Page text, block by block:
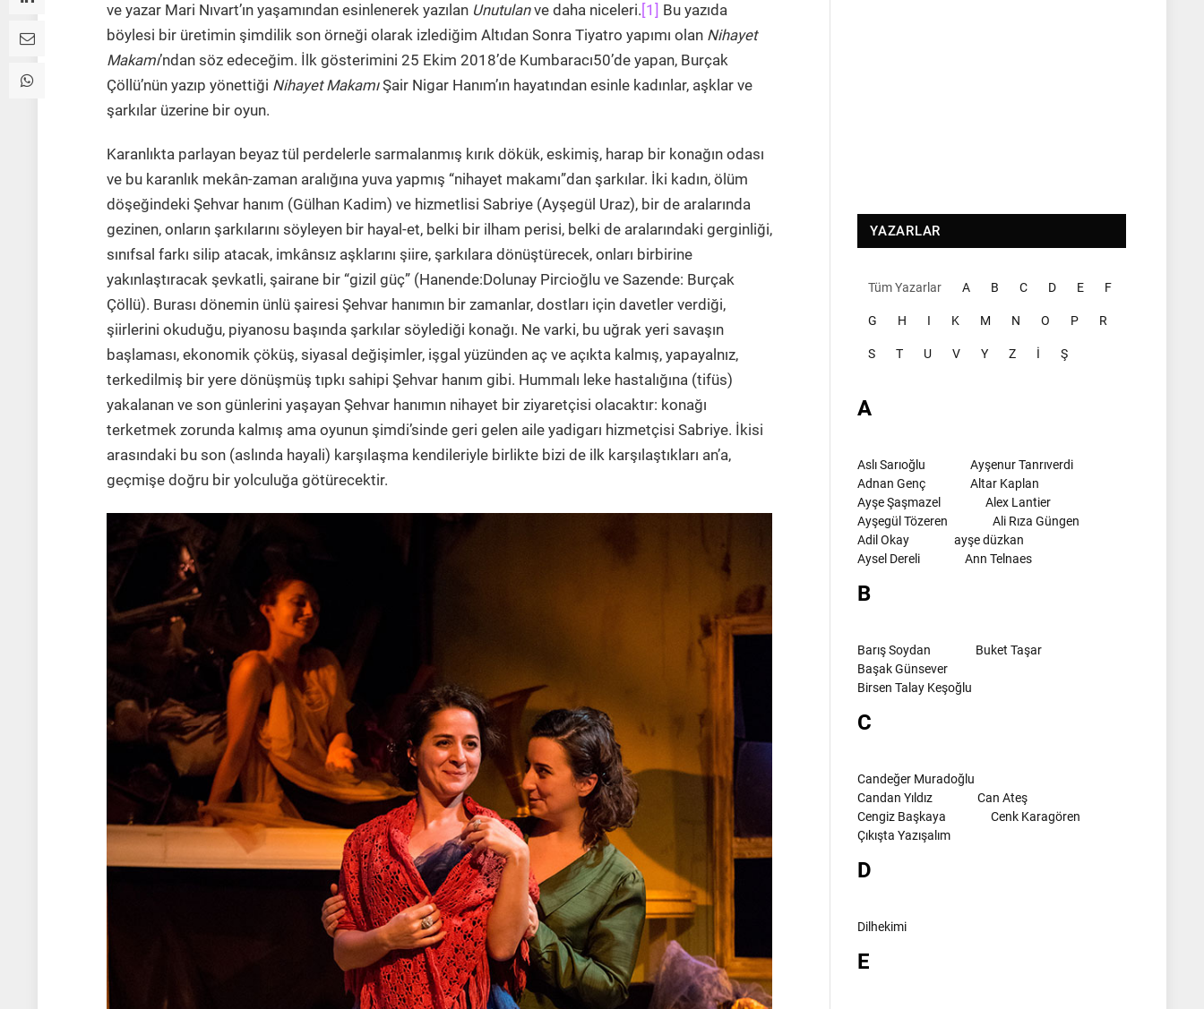
ve yazar Mari Nıvart’ın yaşamından esinlenerek yazılan Unutulanve daha niceleri. [1] Bu yazıda
böylesi bir üretimin şimdilik son örneği olarak izlediğim Altıdan Sonra Tiyatro yapımı olan Nihayet
Makamı’ndan söz edeceğim. İlk gösterimini 25 Ekim 2018’de Kumbaracı50’de yapan, Burçak
Çöllü’nün yazıp yönettiği Nihayet MakamıŞair Nigar Hanım’ın hayatından esinle kadınlar, aşklar ve
şarkılar üzerine bir oyun.
Karanlıkta parlayan beyaz tül perdelerle sarmalanmış kırık dökük, eskimiş, harap bir konağın odası
ve bu karanlık mekân-zaman aralığına yuva yapmış “nihayet makamı”dan şarkılar. İki kadın, ölüm
döşeğindeki Şehvar hanım (Gülhan Kadim) ve hizmetlisi Sabriye (Ayşegül Uraz), bir de aralarında
gezinen, onların şarkılarını söyleyen bir hayal-et, belki bir ilham perisi, belki de aralarındaki gerginliği,
sınıfsal farkı silip atacak, imkânsız aşklarını şiire, şarkılara dönüştürecek, onları birbirine
yakınlaştıracak şevkatli, şairane bir “gizil güç” (Hanende:Dolunay Pircioğlu ve Sazende: Burçak
Çöllü). Burası dönemin ünlü şairesi Şehvar hanımın bir zamanlar, dostları için davetler verdiği,
şiirlerini okuduğu, piyanosu başında şarkılar söylediği konağı. Ne varki, bu uğrak yeri savaşın
başlaması, ekonomik çöküş, siyasal değişimler, işgal yüzünden aç ve açıkta kalmış, yapayalnız,
terkedilmiş bir yere dönüşmüş tıpkı sahipi Şehvar hanım gibi. Hummalı leke hastalığına (tifüs)
yakalanan ve son günlerini yaşayan Şehvar hanımın nihayet bir ziyaretçisi olacaktır: konağı
terketmek zorunda kalmış ama oyunun şimdi’sinde geri gelen aile yadigarı hizmetçisi Sabriye. İkisi
arasındaki bu son (aslında hayali) karşılaşma kendileriyle birlikte bizi de ilk karşılaştıkları an’a,
geçmişe doğru bir yolculuğa götürecektir.
YAZARLAR
Tüm Yazarlar A B C D E F
G H I K M N O P R
S T U V Y Z İ Ş
A
Aslı Sarıoğlu
Ayşenur Tanrıverdi
Adnan Genç
Altar Kaplan
Ayşe Şaşmazel
Alex Lantier
Ayşegül Tözeren
Ali Rıza Güngen
Adil Okay
ayşe düzkan
Aysel Dereli
Ann Telnaes
B
Barış Soydan
Buket Taşar
Başak Günsever
Birsen Talay Keşoğlu
C
Candeğer Muradoğlu
Candan Yıldız
Can Ateş
Cengiz Başkaya
Cenk Karagören
Çıkışta Yazışalım
D
Dilhekimi
E